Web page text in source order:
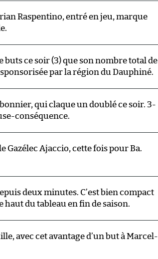
Raspentino, entré en jeu, marque
buts ce soir (3) que son nombre total de
par la région du Dauphiné.
qui claque un doublé ce soir. 3-
conséquence.
Gazélec Ajaccio, cette fois pour Ba.
deux minutes. C’est bien compact
haut du tableau en fin de saison.
avec cet avantage d’un but à Marcel-